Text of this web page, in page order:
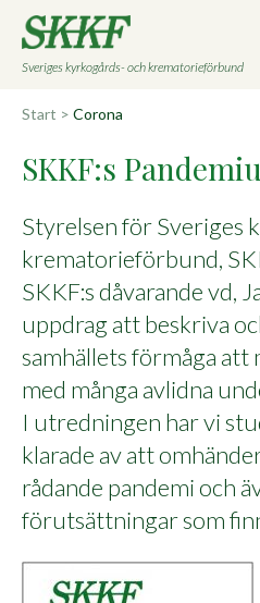
Sveriges kyrkogårds- och krematorieförbund
Start > Corona
SKKF:s
Styrelsen för Sveriges
krematorieförbund,
SKKF:s dåvarande vd,
uppdrag att beskriva
samhällets förmåga att
med många avlidna
I utredningen har vi
klarade av att
rådande pandemi och
förutsättningar som